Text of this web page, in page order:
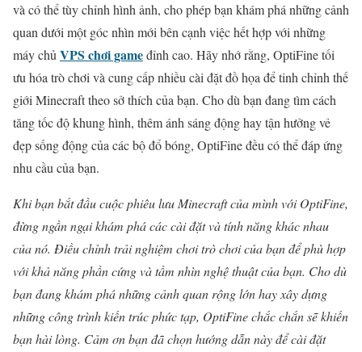
và có thể tùy chỉnh hình ảnh, cho phép bạn khám phá những cảnh
quan dưới một góc nhìn mới bên cạnh việc hết hợp với những
máy chủVPS chơi gameđỉnh cao. Hãy nhớ rằng, OptiFine tối
ưu hóa trò chơi và cung cấp nhiều cài đặt đồ họa để tinh chỉnh thế
giới Minecraft theo sở thích của bạn. Cho dù bạn đang tìm cách
tăng tốc độ khung hình, thêm ánh sáng động hay tận hưởng vẻ
đẹp sống động của các bộ đổ bóng, OptiFine đều có thể đáp ứng
nhu cầu của bạn.
Khi bạn bắt đầu cuộc phiêu lưu Minecraft của mình với OptiFine,
đừng ngần ngại khám phá các cài đặt và tính năng khác nhau
của nó. Điều chỉnh trải nghiệm chơi trò chơi của bạn để phù hợp
với khả năng phần cứng và tầm nhìn nghệ thuật của bạn. Cho dù
bạn đang khám phá những cảnh quan rộng lớn hay xây dựng
những công trình kiến ​​trúc phức tạp, OptiFine chắc chắn sẽ khiến
bạn hài lòng. Cảm ơn bạn đã chọn hướng dẫn này để cài đặt